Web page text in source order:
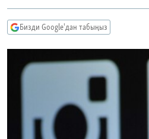
ЭКСПЕРТТЕР ТАЛДАЙТ
БИЗ ЖАНА ДҮЙНӨ
ЭЖЕ-СИҢДИЛЕР
АЗАТТЫК+
ӨЗГӨЧӨ ПИКИР
Русский
ОНЛАЙН ШЕРИНЕ
Бизди Google'дан табыңыз